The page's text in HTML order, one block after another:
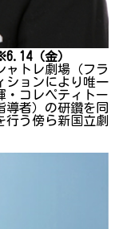
（金）
ャトレ劇場（フラ
ションにより唯一
・コレペティトー
導者）の研鑽を同
う傍ら新国立劇